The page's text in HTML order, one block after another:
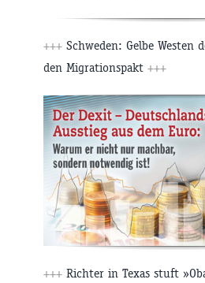
+++ Schweden: Gelbe Westen
den Migrationspakt +++
+++ Richter in Texas stuft